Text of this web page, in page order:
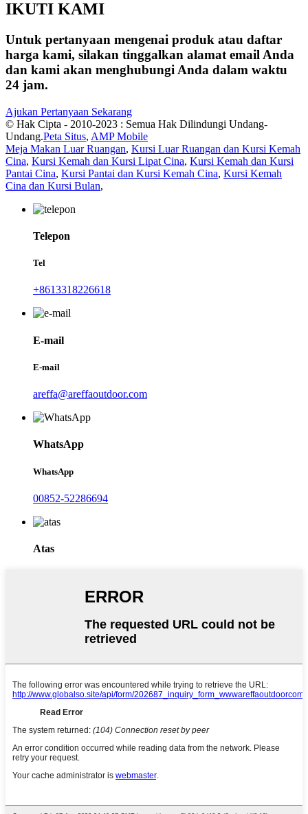
IKUTI KAMI
Untuk pertanyaan mengenai produk atau daftar
harga kami, silakan tinggalkan alamat email Anda
dan kami akan menghubungi Anda dalam waktu
24 jam.
Ajukan Pertanyaan Sekarang
© Hak Cipta - 2010-2023 : Semua Hak Dilindungi Undang-
Undang.Peta Situs, AMP Mobile
Meja Makan Luar Ruangan, Kursi Luar Ruangan dan Kursi Kemah
Cina, Kursi Kemah dan Kursi Lipat Cina, Kursi Kemah dan Kursi
Pantai Cina, Kursi Pantai dan Kursi Kemah Cina, Kursi Kemah
Cina dan Kursi Bulan,
Telepon
Tel
+8613318226618
E-mail
E-mail
areffa@areffaoutdoor.com
WhatsApp
WhatsApp
00852-52286694
Atas